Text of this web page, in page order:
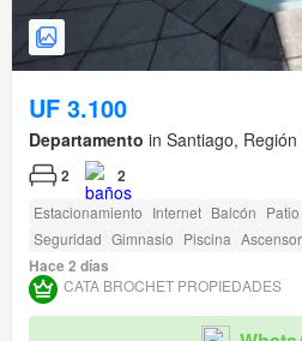
UF 3.100
Departamento in Santiago,
2 2
Estacionamiento Internet Balcón Patio
Seguridad Gimnasio Piscina Ascensor
Hace 2 días
CATA BROCHET PROPIEDADES